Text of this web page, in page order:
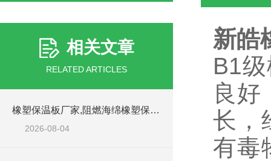
相关文章
RELATED ARTICLES
橡塑保温板厂家,阻燃海绵橡塑保温板厂家出售
2026-08-04
新皓
B1
良好
长，
有毒